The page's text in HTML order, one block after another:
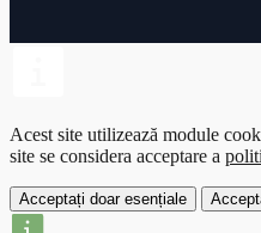
Acest site utilizează module
site se considera acceptare a
Acceptați doar esențiale